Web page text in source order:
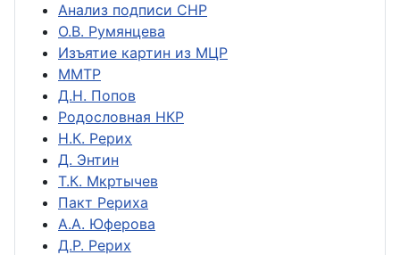
Анализ подписи СНР
О.В. Румянцева
Изъятие картин из МЦР
ММТР
Д.Н. Попов
Родословная НКР
Н.К. Рерих
Д. Энтин
Т.К. Мкртычев
Пакт Рериха
А.А. Юферова
Д.Р. Рерих